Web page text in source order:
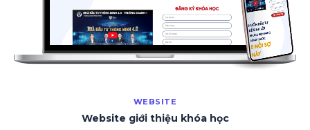
WEBSITE
Website giới thiệu khóa học